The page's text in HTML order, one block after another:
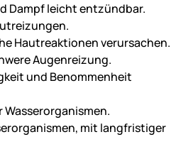
Dampf leicht entzündbar.
Hautreaktionen verursachen.
Augenreizung.
und Benommenheit
mit langfristiger